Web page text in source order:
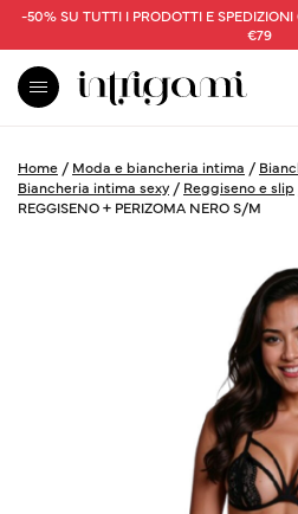
-50% SU TUTTI I PRODOTTI E
€79
Home / Moda e biancheria intima /
Biancheria intima sexy / Reggiseno e slip
REGGISENO + PERIZOMA NERO S/M